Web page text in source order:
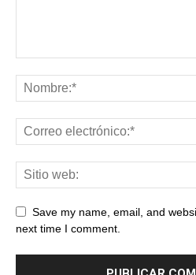
Save my name, email, and
next time I comment.